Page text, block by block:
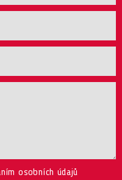
osobních údajů